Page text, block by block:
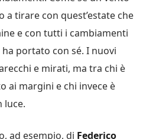
a tirare con quest’estate che
e con tutti i cambiamenti
portato con sé. I nuovi
e mirati, ma tra chi è
ai margini e chi invece è
luce.
ad esempio, di Federico